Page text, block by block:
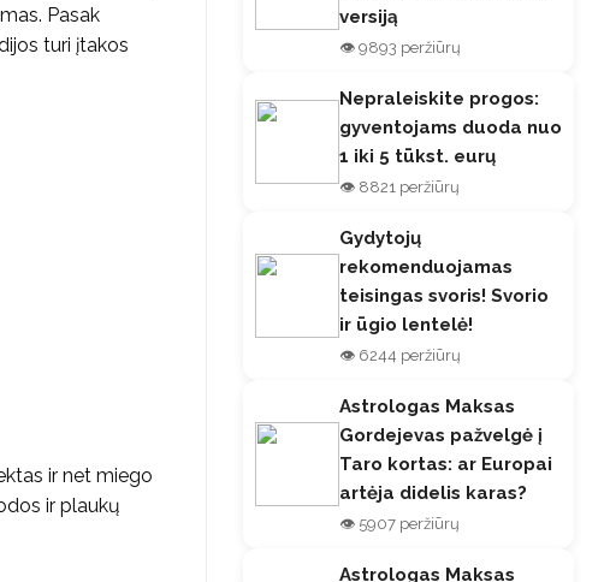
Pasak
turi įtakos
ir net miego
ir plaukų
versiją
👁️ 9893 peržiūrų
Nepraleiskite progos:
gyventojams duoda nuo
1 iki 5 tūkst. eurų
👁️ 8821 peržiūrų
Gydytojų
rekomenduojamas
teisingas svoris! Svorio
ir ūgio lentelė!
👁️ 6244 peržiūrų
Astrologas Maksas
Gordejevas pažvelgė į
Taro kortas: ar Europai
artėja didelis karas?
👁️ 5907 peržiūrų
Astrologas Maksas